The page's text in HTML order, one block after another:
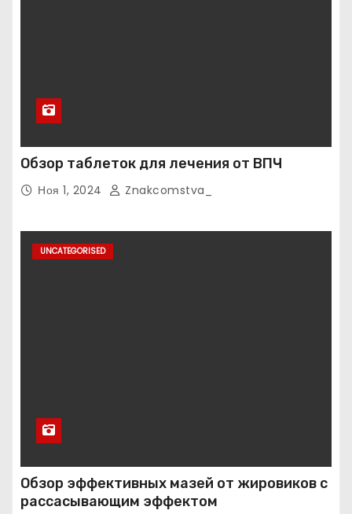
Обзор таблеток для лечения от ВПЧ
Ноя 1, 2024 Znakcomstva_
UNCATEGORISED
Обзор эффективных мазей от жировиков с
рассасывающим эффектом